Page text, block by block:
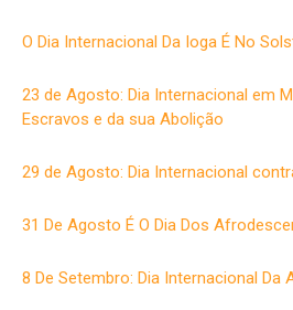
O Dia Internacional Da Ioga É No
23 de Agosto: Dia Internacional em
Escravos e da sua Abolição
29 de Agosto: Dia Internacional
31 De Agosto É O Dia Dos
8 De Setembro: Dia Internacional Da